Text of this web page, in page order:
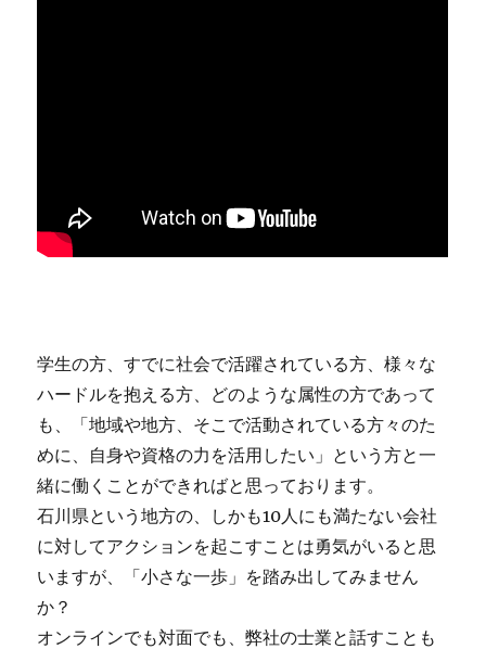
学生の方、すでに社会で活躍されている方、様々な
ハードルを抱える方、どのような属性の方であって
も、「地域や地方、そこで活動されている方々のた
めに、自身や資格の力を活用したい」という方と一
緒に働くことができればと思っております。
石川県という地方の、しかも10人にも満たない会社
に対してアクションを起こすことは勇気がいると思
いますが、「小さな一歩」を踏み出してみません
か？
オンラインでも対面でも、弊社の士業と話すことも